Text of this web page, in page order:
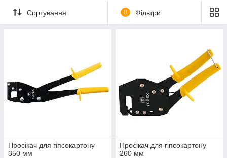
· Високу швидкість роботи. Для з'єднання профілю не
потрібно закручування шурупів, що дозволяє прискорити
проведення монтажі конструкції.
профілю залишаються капелюшки, ускладнюючи проведення
подальших оздоблювальних робіт. Завдяки тонкому пуансону
інструменту для гіпсокартону забезпечується плоске і надійне
Сортування 0 Фільтри
Просікач для гіпсокартону
350 мм
Просікач для гіпсокартону
260 мм